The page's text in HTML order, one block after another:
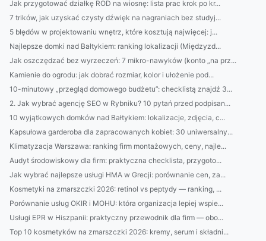
Jak przygotować działkę ROD na wiosnę: lista prac krok po kr...
7 trików, jak uzyskać czysty dźwięk na nagraniach bez studyj...
5 błędów w projektowaniu wnętrz, które kosztują najwięcej: j...
Najlepsze domki nad Bałtykiem: ranking lokalizacji (Międzyzd...
Jak oszczędzać bez wyrzeczeń: 7 mikro-nawyków (konto „na prz...
Kamienie do ogrodu: jak dobrać rozmiar, kolor i ułożenie pod...
10-minutowy „przegląd domowego budżetu”: checklistą znajdź 3...
2. Jak wybrać agencję SEO w Rybniku? 10 pytań przed podpisan...
10 wyjątkowych domków nad Bałtykiem: lokalizacje, zdjęcia, c...
Kapsułowa garderoba dla zapracowanych kobiet: 30 uniwersalny...
Klimatyzacja Warszawa: ranking firm montażowych, ceny, najle...
Audyt środowiskowy dla firm: praktyczna checklista, przygoto...
Jak wybrać najlepsze usługi HMA w Grecji: porównanie cen, za...
Kosmetyki na zmarszczki 2026: retinol vs peptydy — ranking, ...
Porównanie usług OKIR i MOHU: która organizacja lepiej wspie...
Usługi EPR w Hiszpanii: praktyczny przewodnik dla firm — obo...
Top 10 kosmetyków na zmarszczki 2026: kremy, serum i składni...